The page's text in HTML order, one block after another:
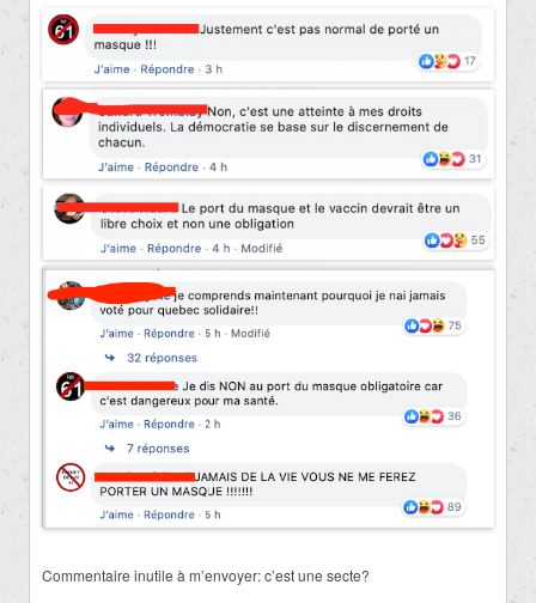
Commentaire inutile à m’envoyer: c’est une secte?